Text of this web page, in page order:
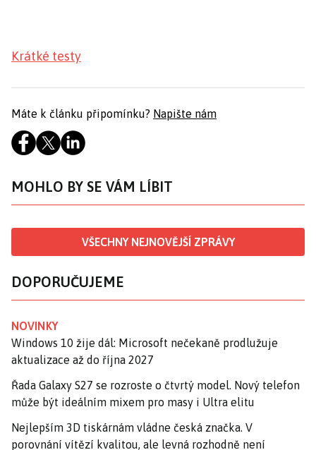
Krátké testy
Máte k článku připomínku? Napište nám
MOHLO BY SE VÁM LÍBIT
VŠECHNY NEJNOVĚJŠÍ ZPRÁVY
DOPORUČUJEME
NOVINKY
Windows 10 žije dál: Microsoft nečekaně prodlužuje
aktualizace až do října 2027
Řada Galaxy S27 se rozroste o čtvrtý model. Nový telefon
může být ideálním mixem pro masy i Ultra elitu
Nejlepším 3D tiskárnám vládne česká značka. V
porovnání vítězí kvalitou, ale levná rozhodně není